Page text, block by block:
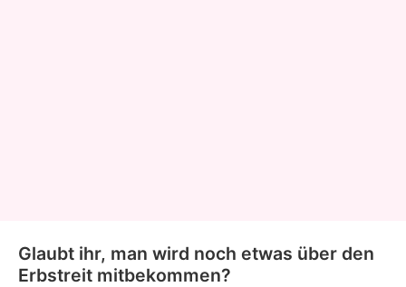
Glaubt ihr, man wird noch etwas über den
Erbstreit mitbekommen?